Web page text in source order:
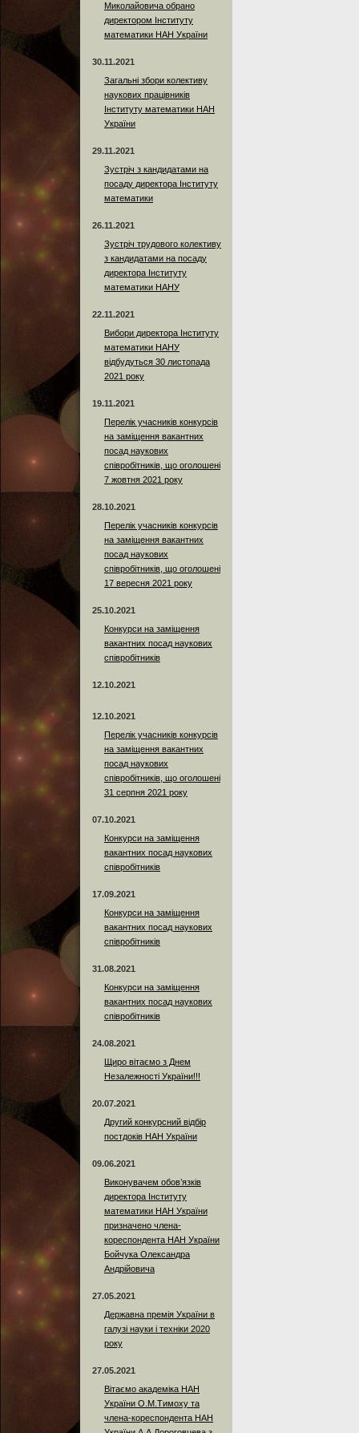
Миколайовича обрано
директором Інституту
математики НАН України
30.11.2021
Загальні збори колективу
наукових працівників
Інституту математики НАН
України
29.11.2021
Зустріч з кандидатами на
посаду директора Інституту
математики
26.11.2021
Зустріч трудового колективу
з кандидатами на посаду
директора Інституту
математики НАНУ
22.11.2021
Вибори директора Інституту
математики НАНУ
відбудуться 30 листопада
2021 року
19.11.2021
Перелік учасників конкурсів
на заміщення вакантних
посад наукових
співробітників, що оголошені
7 жовтня 2021 року
28.10.2021
Перелік учасників конкурсів
на заміщення вакантних
посад наукових
співробітників, що оголошені
17 вересня 2021 року
25.10.2021
Конкурси на заміщення
вакантних посад наукових
співробітників
12.10.2021
12.10.2021
Перелік учасників конкурсів
на заміщення вакантних
посад наукових
співробітників, що оголошені
31 серпня 2021 року
07.10.2021
Конкурси на заміщення
вакантних посад наукових
співробітників
17.09.2021
Конкурси на заміщення
вакантних посад наукових
співробітників
31.08.2021
Конкурси на заміщення
вакантних посад наукових
співробітників
24.08.2021
Щиро вітаємо з Днем
Незалежності України!!!
20.07.2021
Другий конкурсний відбір
постдоків НАН України
09.06.2021
Виконувачем обов’язків
директора Інституту
математики НАН України
призначено члена-
кореспондента НАН України
Бойчука Олександра
Андрійовича
27.05.2021
Державна премія України в
галузі науки і техніки 2020
року
27.05.2021
Вітаємо академіка НАН
України О.М.Тимоху та
члена-кореспондента НАН